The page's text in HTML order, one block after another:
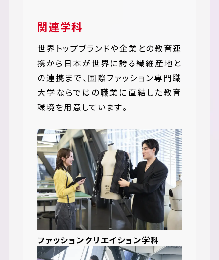
関連学科
世界トップブランドや企業との教育連
携から日本が世界に誇る繊維産地と
の連携まで、国際ファッション専門職
大学ならではの職業に直結した教育
環境を用意しています。
ファッションクリエイション学科